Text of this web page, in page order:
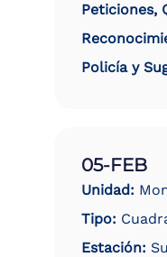
Peticiones,
Policía y
05-FEB
Unidad:
Tipo:
Estación: